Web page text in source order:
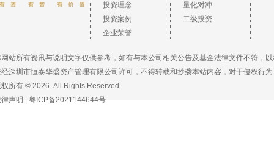
投资理念
投资案例
企业荣誉
量化对冲
二级投资
站所有资讯与说明文字仅供参考，如有与本公司相关公告及基金法律文件不符，
深圳市恒泰华盛资产管理有限公司许可，不得转载和抄袭本站内容，对于侵权行
权所有 © 2026. All Rights Reserved.
声明
粤ICP备2021144644号